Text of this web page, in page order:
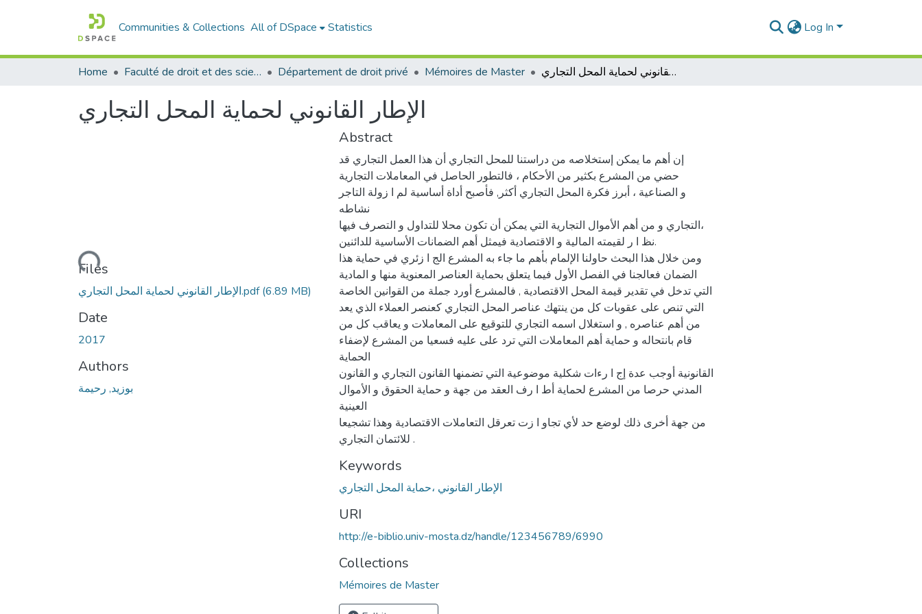
Communities & Collections All of DSpace Statistics Log In
Home Faculté de droit et des sciences politiques Département de droit privé Mémoires de Master الإطار القانوني لحماية المحل التجاري
الإطار القانوني لحماية المحل التجاري
Loading...
Files
الإطار القانوني لحماية المحل التجاري.pdf(6.89 MB)
Date
2017
Authors
بوزيد, رحيمة
Abstract
إن أهم ما يمكن إستخلاصه من دراستنا للمحل التجاري أن هذا العمل التجاري قد
حضي من المشرع بكثير من الأحكام ، فالتطور الحاصل في المعاملات التجارية
و الصناعية ، أبرز فكرة المحل التجاري أكثر, فأصبح أداة أساسية لم ا زولة التاجر
نشاطه
التجاري و من أهم الأموال التجارية التي يمكن أن تكون محلا للتداول و التصرف فيها،
نظ ا ر لقيمته المالية و الاقتصادية فيمثل أهم الضمانات الأساسية للدائنين.
ومن خلال هذا البحث حاولنا الإلمام بأهم ما جاء به المشرع الج ا زئري في حماية هذا
الضمان فعالجنا في الفصل الأول فيما يتعلق بحماية العناصر المعنوية منها و المادية
التي تدخل في تقدير قيمة المحل الاقتصادية , فالمشرع أورد جملة من القوانين الخاصة
التي تنص على عقوبات كل من ينتهك عناصر المحل التجاري كعنصر العملاء الذي يعد
من أهم عناصره , و استغلال اسمه التجاري للتوقيع على المعاملات و يعاقب كل من
قام بانتحاله و حماية أهم المعاملات التي ترد على عليه فسعيا من المشرع لإضفاء
الحماية
القانونية أوجب عدة إج ا رءات شكلية موضوعية التي تضمنها القانون التجاري و القانون
المدني حرصا من المشرع لحماية أط ا رف العقد من جهة و حماية الحقوق و الأموال
العينية
من جهة أخرى ذلك لوضع حد لأي تجاو ا زت تعرقل التعاملات الاقتصادية وهذا تشجيعا
للائتمان التجاري .
Keywords
الإطار القانوني ،حماية المحل التجاري
URI
http://e-biblio.univ-mosta.dz/handle/123456789/6990
Collections
Mémoires de Master